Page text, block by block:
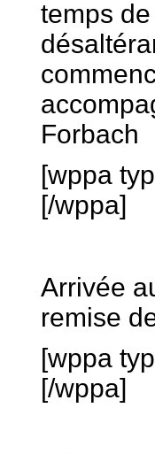
temps
Forbach
[wppa
[/wppa]
Arrivée
remise
[wppa
[/wppa]